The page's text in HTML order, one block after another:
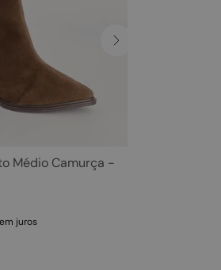
Médio Camurça -
juros